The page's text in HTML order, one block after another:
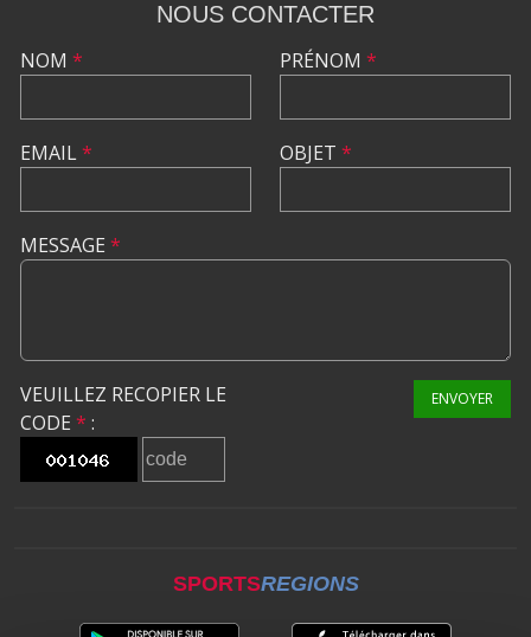
NOUS CONTACTER
NOM *
EMAIL*
PRÉNOM *
OBJET *
MESSAGE *
VEUILLEZ RECOPIER LE
CODE * :
ENVOYER
SPORTSREGIONS